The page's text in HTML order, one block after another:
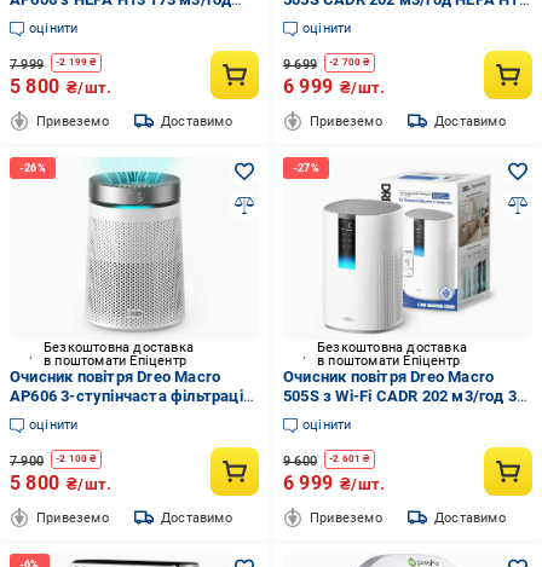
датчик PM2.5/4 швидкості/авто
режим/таймер до 25 м2 Білий
(DreoMarcoA606)
оцінити
7 999 -2 199 ₴
5 800 ₴/шт.
Привеземо Доставимо
автоматичний і нічний режим до
40 м2 Білий (DreoMarco505s)
оцінити
9 699 -2 700 ₴
6 999 ₴/шт.
Привеземо Доставимо
Безкоштовна доставка
в поштомати Епіцентр
Очисник повітря Dreo Macro
AP606 3-ступінчаста фільтрація
H13 True HEPA автоматичний
режим до 25 м2
оцінити
7 900 -2 100 ₴
5 800 ₴/шт.
Привеземо Доставимо
Безкоштовна доставка
в поштомати Епіцентр
Очисник повітря Dreo Macro
505S з Wi-Fi CADR 202 м3/год 3-
в-1 фільтр H13 True HEPA для
приміщень до 40 м2 Білий
оцінити
9 600 -2 601 ₴
6 999 ₴/шт.
Привеземо Доставимо